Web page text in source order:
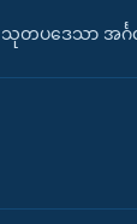
သုတပဒေသာ အင်္ဂ